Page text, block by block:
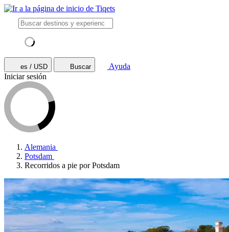
es / USD Buscar
Ayuda
Iniciar sesión
Alemania
Potsdam
Recorridos a pie por Potsdam